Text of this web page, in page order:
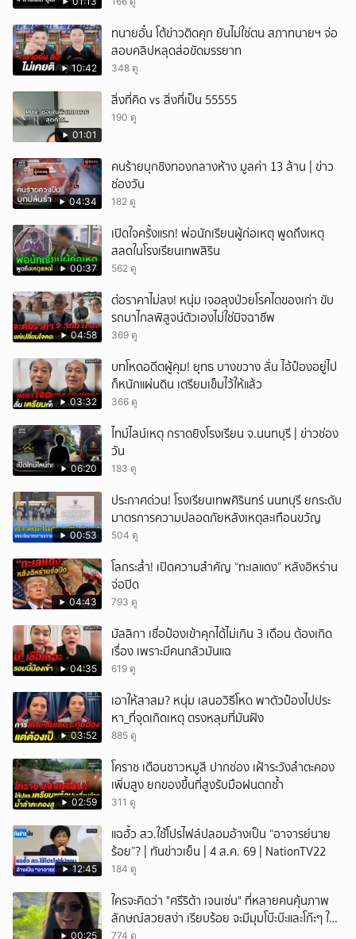
10:42
ทนายอั๋น โต้ข่าวติดคุก ยันไม่ใช่ตน สภาทนายฯ จ่อ
สอบคลิปหลุดส่อขัดมรรยาท
348 ดู
01:01
สิ่งที่คิด vs สิ่งที่เป็น 55555
190 ดู
04:34
คนร้ายบุกชิงทองกลางห้าง มูลค่า 13 ล้าน | ข่าว
ช่องวัน
182 ดู
00:37
เปิดใจครั้งแรก! พ่อนักเรียนผู้ก่อเหตุ พูดถึงเหตุ
สลดในโรงเรียนเทพสิริน
562 ดู
04:58
ต่อราคาไม่ลง! หนุ่ม เจอลุงป่วยโรคไตของเก่า ขับ
รถมาไกลพิสูจน์ตัวเองไม่ใช่มิจฉาชีพ
369 ดู
03:32
บทโหดอดีตผู้คุม! ยุทธ บางขวาง ลั่น ไอ้ป๋องอยู่ไป
ก็หนักแผ่นดิน เตรียมเข็มไว้ให้แล้ว
366 ดู
06:20
ไทม์ไลน์เหตุ กราดยิงโรงเรียน จ.นนทบุรี | ข่าวช่อง
วัน
183 ดู
00:53
ประกาศด่วน! โรงเรียนเทพศิรินทร์ นนทบุรี ยกระดับ
มาตรการความปลอดภัยหลังเหตุสะเทือนขวัญ
504 ดู
04:43
โลกระส่ำ! เปิดความสำคัญ “ทะเลแดง” หลังอิหร่าน
จ่อปิด
793 ดู
04:35
มัลลิกา เชื่อป๋องเข้าคุกได้ไม่เกิน 3 เดือน ต้องเกิด
เรื่อง เพราะมีคนกลัวมันแฉ
619 ดู
03:52
เอาให้สาสม? หนุ่ม เสนอวิธีโหด พาตัวป๋องไปประ
หา_ที่จุดเกิดเหตุ ตรงหลุมที่มันฝัง
885 ดู
02:59
โคราช เตือนชาวหมูสี ปากช่อง เฝ้าระวังลำตะคอง
เพิ่มสูง ยกของขึ้นที่สูงรับมือฝนตกซ้ำ
311 ดู
12:45
แฉฮั้ว สว.ใช้โปรไฟล์ปลอมอ้างเป็น “อาจารย์นาย
ร้อย”? | ทันข่าวเย็น | 4 ส.ค. 69 | NationTV22
184 ดู
00:25
ใครจะคิดว่า "ศรีริต้า เจนเซ่น" ที่หลายคนคุ้นภาพ
ลักษณ์สวยสง่า เรียบร้อย จะมีมุมโบ๊ะบ๊ะและโก๊ะๆ ให้
774 ดู